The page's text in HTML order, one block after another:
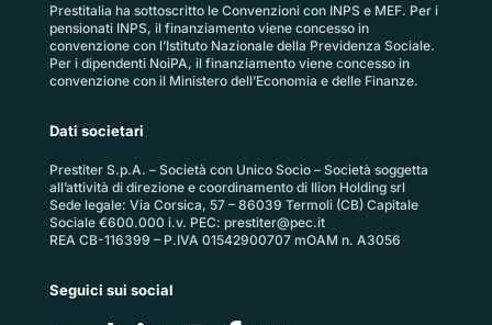
Prestitalia ha sottoscritto le Convenzioni con INPS e MEF. Per i
pensionati INPS, il finanziamento viene concesso in
convenzione con l’Istituto Nazionale della Previdenza Sociale.
Per i dipendenti NoiPA, il finanziamento viene concesso in
convenzione con il Ministero dell’Economia e delle Finanze.
Dati societari
Prestiter S.p.A. – Società con Unico Socio – Società soggetta
all’attività di direzione e coordinamento di Ilion Holding srl
Sede legale: Via Corsica, 57 – 86039 Termoli (CB) Capitale
Sociale €600.000 i.v. PEC: prestiter@pec.it
REA CB-116399 – P.IVA 01542900707 mOAM n. A3056
Seguici sui social